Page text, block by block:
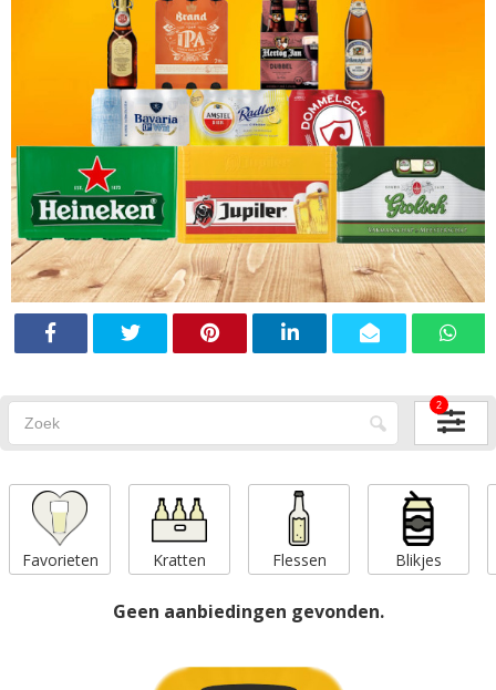
2
Favorieten Kratten Flessen Blikjes
Geen aanbiedingen gevonden.